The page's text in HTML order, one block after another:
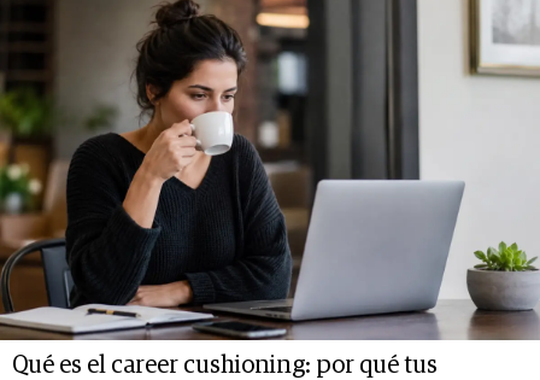
Qué es el career cushioning: por qué tus